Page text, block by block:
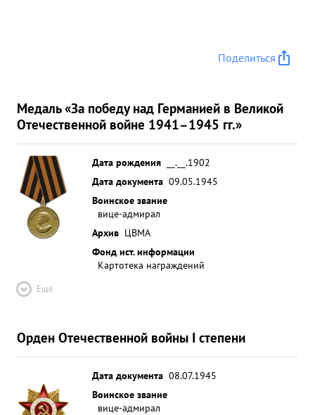
Поделиться
Медаль «За победу над Германией в Великой
Отечественной войне 1941–1945 гг.»
Дата рождения
__.__.1902
Дата документа 09.05.1945
Воинское звание
вице-адмирал
Архив ЦВМА
Фонд ист. информации
Картотека награждений
Ещё
Орден Отечественной войны I степени
Дата документа 08.07.1945
Воинское звание
вице-адмирал